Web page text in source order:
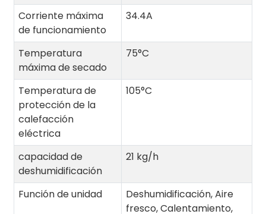
Corriente máxima
de funcionamiento
34.4A
Temperatura
máxima de secado
75°C
Temperatura de
protección de la
calefacción
eléctrica
105°C
capacidad de
deshumidificación
21 kg/h
Función de unidad
Deshumidificación, Aire
fresco, Calentamiento,